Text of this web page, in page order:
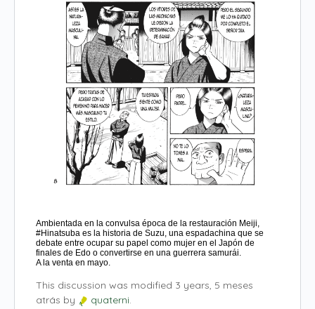
Ambientada en la convulsa época de la restauración Meiji,
#Hinatsuba es la historia de Suzu, una espadachina que se
debate entre ocupar su papel como mujer en el Japón de
finales de Edo o convertirse en una guerrera samurái.
A la venta en mayo.
This discussion was modified 3 years, 5 meses
atrás by
quaterni.